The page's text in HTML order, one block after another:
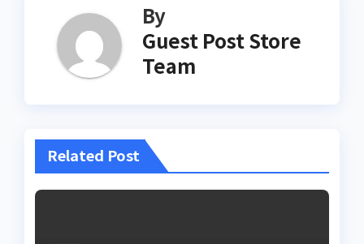
By
Guest Post Store
Team
Related Post